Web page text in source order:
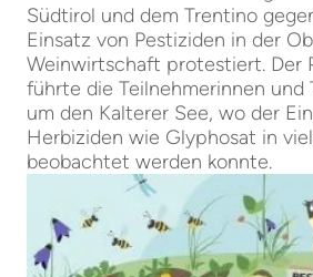
Südtirol und dem Trentino
Einsatz von Pestiziden in der
Weinwirtschaft protestiert. Der
führte die Teilnehmerinnen und
um den Kalterer See, wo der
Herbiziden wie Glyphosat in
beobachtet werden konnte.